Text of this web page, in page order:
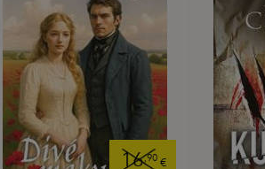
16,90€